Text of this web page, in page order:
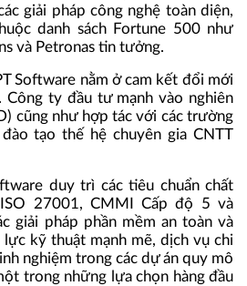
giải pháp công nghệ toàn diện,
danh sách Fortune 500 như
và Petronas tin tưởng.
Software nằm ở cam kết đổi mới
Công ty đầu tư mạnh vào nghiên
cũng như hợp tác với các trường
tạo thế hệ chuyên gia CNTT
duy trì các tiêu chuẩn chất
27001, CMMI Cấp độ 5 và
giải pháp phần mềm an toàn và
lực kỹ thuật mạnh mẽ, dịch vụ chi
nghiệm trong các dự án quy mô
trong những lựa chọn hàng đầu